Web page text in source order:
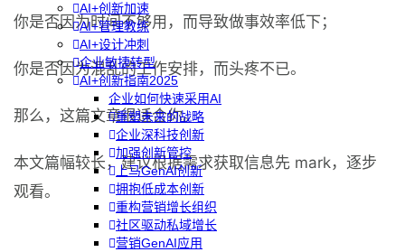
AI+创新加速
AI+管理教练
AI+设计冲刺
企业敏捷转型
AI+创新指南2025
企业如何快速采用AI
重塑未来的战略
企业深科技创新
加强创新管控
上马GenAI创新
拥抱低成本创新
重构营销增长组织
社区驱动私域增长
营销GenAI应用
你是否因为时间不够用，而导致做事效率低下；
你是否因为混乱的工作安排，而头疼不已。
那么，这篇文章很适合你。
本文篇幅较长，建议根据需求获取信息先 mark，逐步
观看。